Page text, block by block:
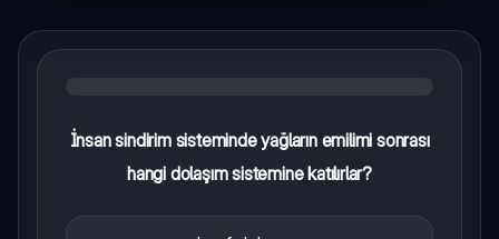
İnsan sindirim sisteminde yağların emilimi sonrası
hangi dolaşım sistemine katılırlar?